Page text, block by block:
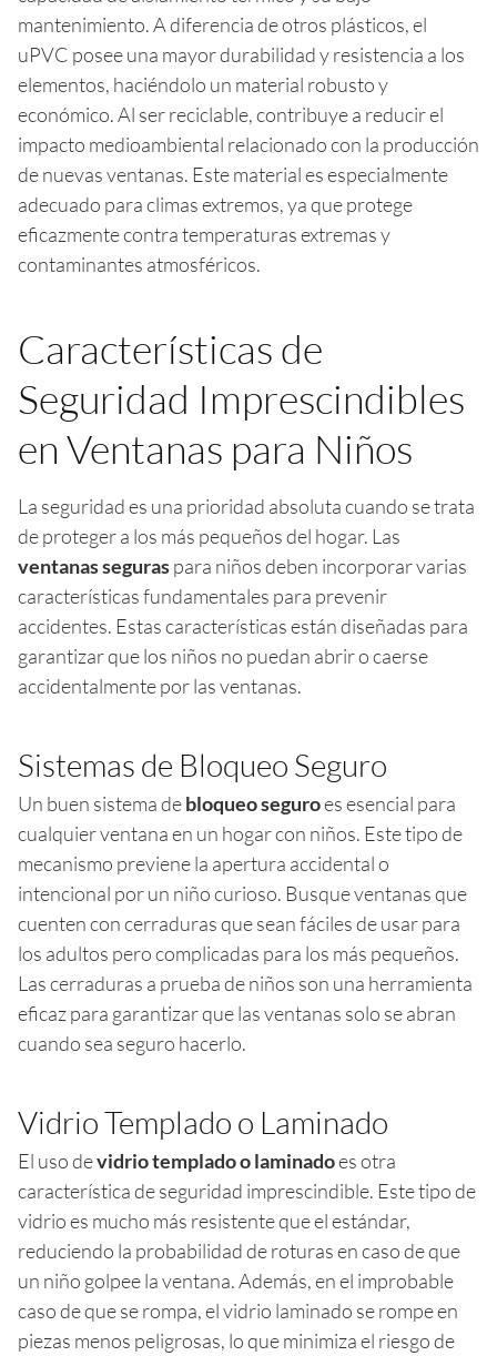
mantenimiento. A diferencia de otros plásticos, el
uPVC posee una mayor durabilidad y resistencia a los
elementos, haciéndolo un material robusto y
económico. Al ser reciclable, contribuye a reducir el
impacto medioambiental relacionado con la producción
de nuevas ventanas. Este material es especialmente
adecuado para climas extremos, ya que protege
eficazmente contra temperaturas extremas y
contaminantes atmosféricos.
Características de
Seguridad Imprescindibles
en Ventanas para Niños
La seguridad es una prioridad absoluta cuando se trata
de proteger a los más pequeños del hogar. Las
ventanas seguraspara niños deben incorporar varias
características fundamentales para prevenir
accidentes. Estas características están diseñadas para
garantizar que los niños no puedan abrir o caerse
accidentalmente por las ventanas.
Sistemas de Bloqueo Seguro
Un buen sistema debloqueo seguroes esencial para
cualquier ventana en un hogar con niños. Este tipo de
mecanismo previene la apertura accidental o
intencional por un niño curioso. Busque ventanas que
cuenten con cerraduras que sean fáciles de usar para
los adultos pero complicadas para los más pequeños.
Las cerraduras a prueba de niños son una herramienta
eficaz para garantizar que las ventanas solo se abran
cuando sea seguro hacerlo.
Vidrio Templado o Laminado
El uso devidrio templado o laminadoes otra
característica de seguridad imprescindible. Este tipo de
vidrio es mucho más resistente que el estándar,
reduciendo la probabilidad de roturas en caso de que
un niño golpee la ventana. Además, en el improbable
caso de que se rompa, el vidrio laminado se rompe en
piezas menos peligrosas, lo que minimiza el riesgo de